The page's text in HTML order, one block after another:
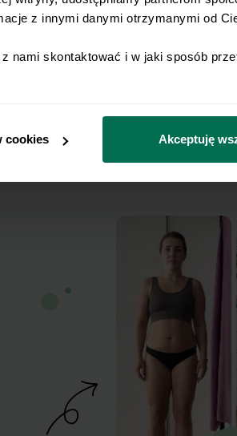
z innymi danymi otrzymanymi od
nami skontaktować i w jaki sposób
cookies Akceptuję
to produkty pełne witamin i
kalorii”.
treningi siłowe, które
sposobem na przytycie niż